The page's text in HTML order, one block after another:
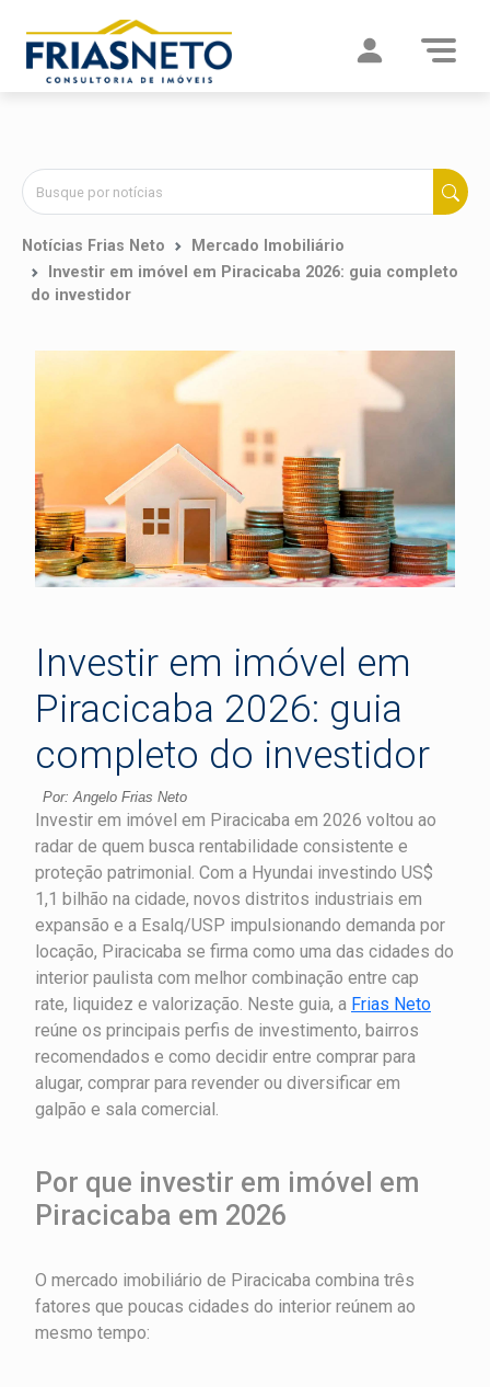
Notícias Frias Neto
Mercado Imobiliário
Investir em imóvel em Piracicaba 2026: guia completo
do investidor
Investir em imóvel em
Piracicaba 2026: guia
completo do investidor
Por: Angelo Frias Neto
Investir em imóvel em Piracicaba em 2026 voltou ao
radar de quem busca rentabilidade consistente e
proteção patrimonial. Com a Hyundai investindo US$
1,1 bilhão na cidade, novos distritos industriais em
expansão e a Esalq/USP impulsionando demanda por
locação, Piracicaba se firma como uma das cidades do
interior paulista com melhor combinação entre cap
rate, liquidez e valorização. Neste guia, a Frias Neto
reúne os principais perfis de investimento, bairros
recomendados e como decidir entre comprar para
alugar, comprar para revender ou diversificar em
galpão e sala comercial.
Por que investir em imóvel em
Piracicaba em 2026
O mercado imobiliário de Piracicaba combina três
fatores que poucas cidades do interior reúnem ao
mesmo tempo: